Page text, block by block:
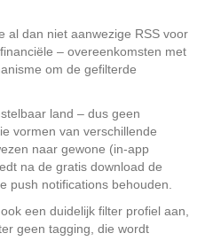
al dan niet aanwezige RSS voor
– overeenkomsten met
om de gefilterde
land – dus geen
vormen van verschillende
naar gewone (in-app
na de gratis download de
push notifications behouden.
een duidelijk filter profiel aan,
geen tagging, die wordt